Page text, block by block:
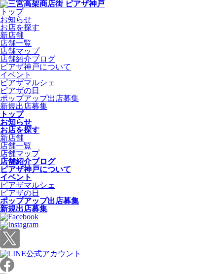
トップ
お知らせ
お店を探す
新店舗
店舗一覧
店舗マップ
店舗紹介ブログ
ピアザ神戸について
イベント
ピアザマルシェ
ピアザの日
ポップアップ出店募集
新規出店募集
トップ
お知らせ
お店を探す
新店舗
店舗一覧
店舗マップ
店舗紹介ブログ
ピアザ神戸について
イベント
ピアザマルシェ
ピアザの日
ポップアップ出店募集
新規出店募集